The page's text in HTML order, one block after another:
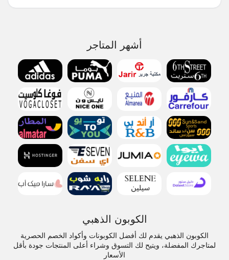
أشهر المتاجر
الكوبون الذهبي
الكوبون الذهبي يقدم لك أفضل الكوبونات وأكواد الخصم الحصرية
لمتاجرك المفضلة، ويتيح لك التسوق وشراء أعلى المنتجات جودة بأقل
الأسعار